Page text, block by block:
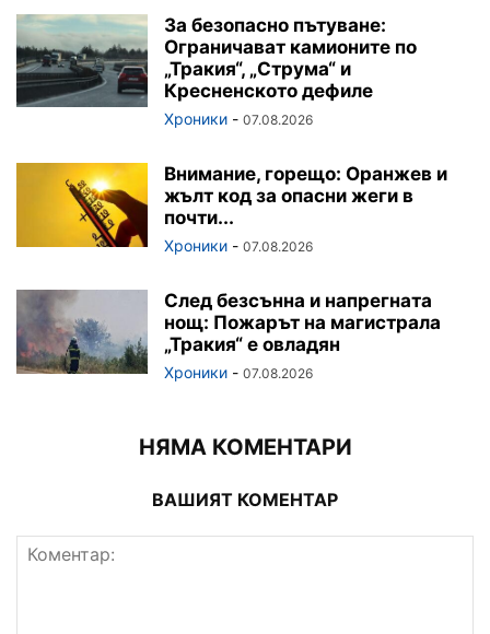
За безопасно пътуване:
Ограничават камионите по
„Тракия“, „Струма“ и
Кресненското дефиле
Хроники - 07.08.2026
Внимание, горещо: Оранжев и
жълт код за опасни жеги в
почти...
Хроники - 07.08.2026
След безсънна и напрегната
нощ: Пожарът на магистрала
„Тракия“ е овладян
Хроники - 07.08.2026
НЯМА КОМЕНТАРИ
ВАШИЯТ КОМЕНТАР